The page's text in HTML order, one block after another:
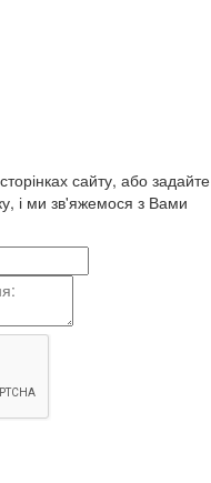
сайту, або задайте
і ми зв'яжемося з Вами